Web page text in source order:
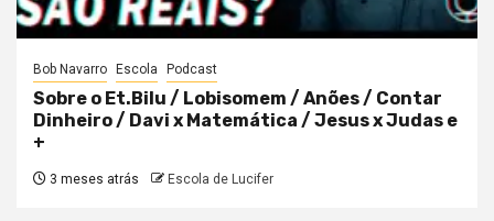
Bob Navarro Escola Podcast
Sobre o Et.Bilu / Lobisomem / Anões / Contar
Dinheiro / Davi x Matemática / Jesus x Judas e
+
3 meses atrás Escola de Lucifer